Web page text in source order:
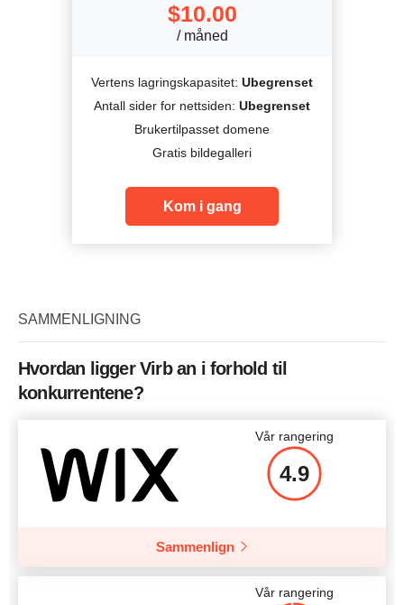
$10.00
/ måned
Vertens lagringskapasitet: Ubegrenset
Antall sider for nettsiden: Ubegrenset
Brukertilpasset domene
Gratis bildegalleri
Kom i gang
SAMMENLIGNING
Hvordan ligger Virb an i forhold til
konkurrentene?
Vår rangering
4.9
Sammenlign
Vår rangering